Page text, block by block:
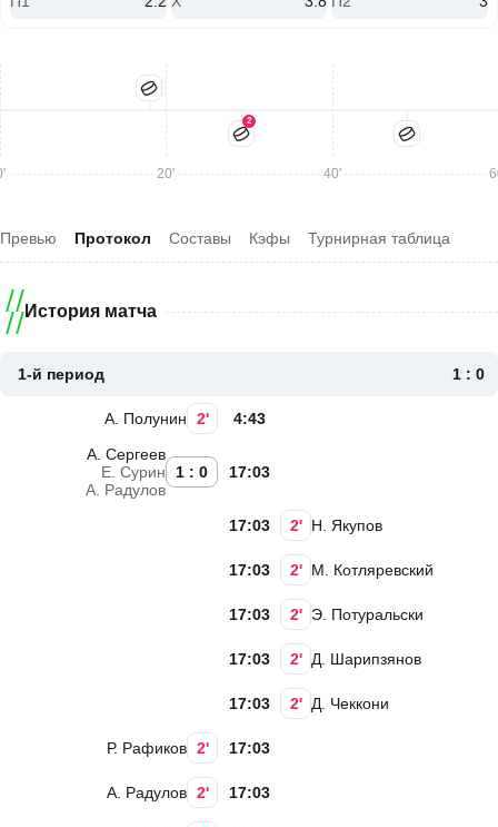
2
20' 40'
Превью Протокол Составы Кэфы Турнирная таблица
История матча
1-й период 1 : 0
2'
А. Полунин 4:43
1 : 0
А. Сергеев
Е. Сурин
А. Радулов
17:03
2' Н. Якупов
17:03
2' М. Котляревский
17:03
2' Э. Потуральски
17:03
2' Д. Шарипзянов
17:03
2' Д. Чеккони
17:03
2'
Р. Рафиков 17:03
2'
А. Радулов 17:03